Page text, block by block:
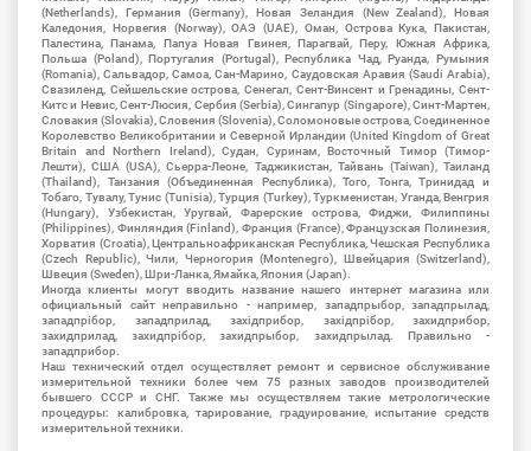
(Netherlands), Германия (Germany), Новая Зеландия (New Zealand), Новая
Каледония, Норвегия (Norway), ОАЭ (UAE), Оман, Острова Кука, Пакистан,
Палестина, Панама, Папуа Новая Гвинея, Парагвай, Перу, Южная Африка,
Польша (Poland), Португалия (Portugal), Республика Чад, Руанда, Румыния
(Romania), Сальвадор, Самоа, Сан-Марино, Саудовская Аравия (Saudi Arabia),
Свазиленд, Сейшельские острова, Сенегал, Сент-Винсент и Гренадины, Сент-
Китс и Невис, Сент-Люсия, Сербия (Serbia), Сингапур (Singapore), Синт-Мартен,
Словакия (Slovakia), Словения (Slovenia), Соломоновые острова, Соединенное
Королевство Великобритании и Северной Ирландии (United Kingdom of Great
Britain and Northern Ireland), Судан, Суринам, Восточный Тимор (Тимор-
Лешти), США (USA), Сьерра-Леоне, Таджикистан, Тайвань (Taiwan), Таиланд
(Thailand), Танзания (Объединенная Республика), Того, Тонга, Тринидад и
Тобаго, Тувалу, Тунис (Tunisia), Турция (Turkey), Туркменистан, Уганда, Венгрия
(Hungary), Узбекистан, Уругвай, Фарерские острова, Фиджи, Филиппины
(Philippines), Финляндия (Finland), Франция (France), Французская Полинезия,
Хорватия (Croatia), Центральноафриканская Республика, Чешская Республика
(Czech Republic), Чили, Черногория (Montenegro), Швейцария (Switzerland),
Швеция (Sweden), Шри-Ланка, Ямайка, Япония (Japan).
Иногда клиенты могут вводить название нашего интернет магазина или
официальный сайт неправильно - например, западпрыбор, западпрылад,
западпрібор, западприлад, західприбор, західпрібор, захидприбор,
захидприлад, захидпрібор, захидпрыбор, захидпрылад. Правильно -
западприбор.
Наш технический отдел осуществляет ремонт и сервисное обслуживание
измерительной техники более чем 75 разных заводов производителей
бывшего СССР и СНГ. Также мы осуществляем такие метрологические
процедуры: калибровка, тарирование, градуирование, испытание средств
измерительной техники.